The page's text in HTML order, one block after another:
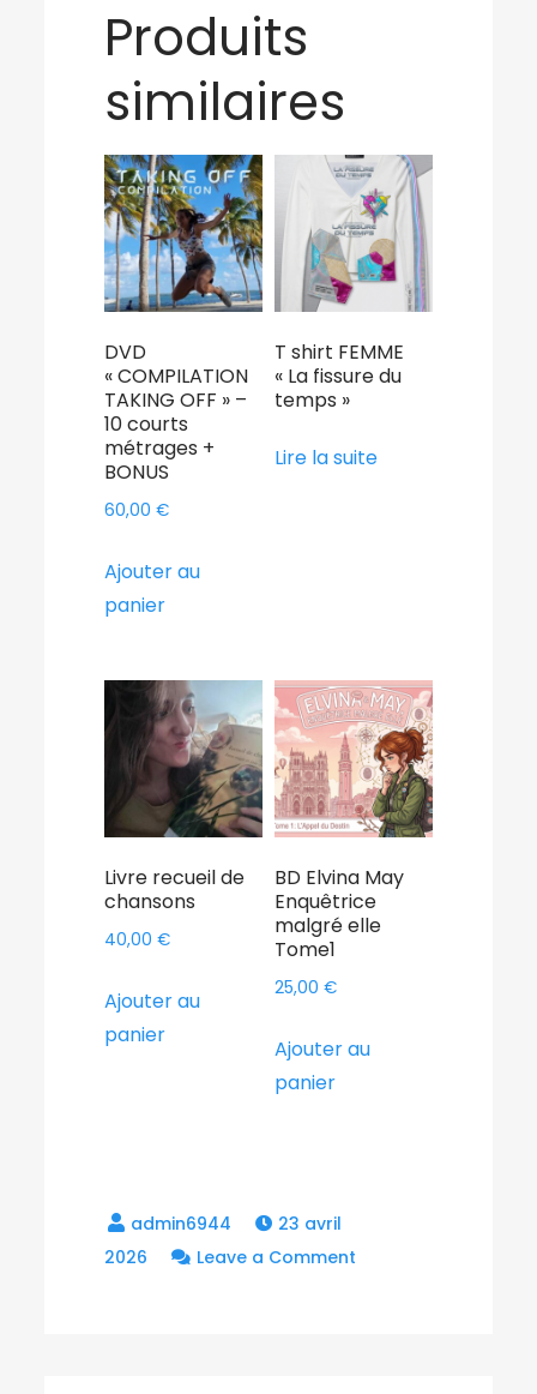
croisée
des
chemins"
Produits
similaires
DVD
« COMPILATION
TAKING OFF » –
10 courts
métrages +
BONUS
60,00€
Ajouter au
panier
T shirt FEMME
« La fissure du
temps »
Lire la suite
Livre recueil de
chansons
40,00€
Ajouter au
panier
BD Elvina May
Enquêtrice
malgré elle
Tome1
25,00€
Ajouter au
panier
23 avril
2026
Leave a Comment